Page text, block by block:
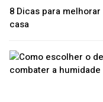
8 Dicas para
casa